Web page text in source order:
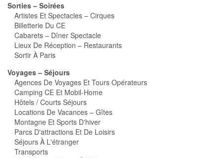
Sorties – Soirées
Artistes Et Spectacles – Cirques
Billetterie Du CE
Cabarets – Dîner Spectacle
Lieux De Réception – Restaurants
Sortir À Paris
Voyages – Séjours
Agences De Voyages Et Tours Opérateurs
Camping CE Et Mobil-Home
Hôtels / Courts Séjours
Locations De Vacances – Gîtes
Montagne Et Sports D'hiver
Parcs D'attractions Et De Loisirs
Séjours À L'étranger
Transports